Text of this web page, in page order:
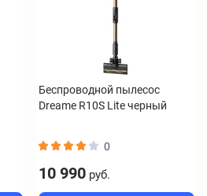
Беспроводной пылесос
Dreame R10S Lite черный
0
10 990 руб.